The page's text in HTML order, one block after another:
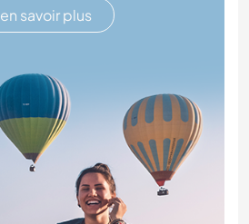
en savoir plus